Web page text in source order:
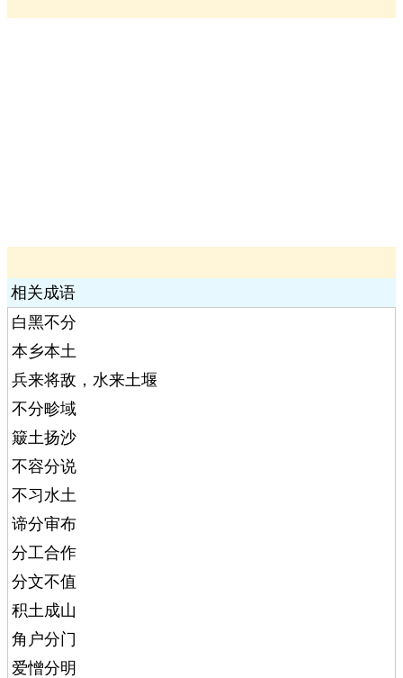
相关成语
白黑不分
本乡本土
兵来将敌，水来土堰
不分畛域
簸土扬沙
不容分说
不习水土
谛分审布
分工合作
分文不值
积土成山
角户分门
爱憎分明